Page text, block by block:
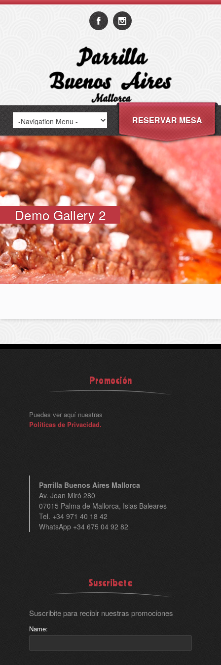
RESERVAR MESA
Demo Gallery 2
Promoción
Puedes ver aquí nuestras
Políticas de Privacidad.
Parrilla Buenos Aires Mallorca
Av. Joan Miró 280
07015 Palma de Mallorca, Islas Baleares
Tel. +34 971 40 18 42
WhatsApp +34 675 04 92 82
Suscribete
Suscribite para recibir nuestras promociones
Name: